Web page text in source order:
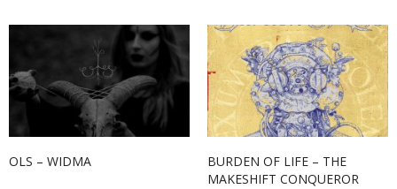
OLS – WIDMA
BURDEN OF LIFE – THE
MAKESHIFT CONQUEROR